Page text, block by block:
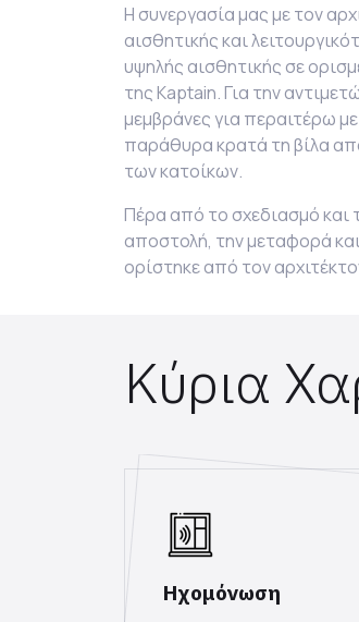
Η συνεργασία μας με τον
αισθητικής και
υψηλής αισθητικής σε
τηςKaptain. Για την
μεμβράνες για περαιτέρω
παράθυρα κρατά τη βίλα
των κατοίκων.
Πέρα από το σχεδιασμό και
αποστολή, την μεταφορά
ορίστηκε από τον
Κύρια
Ηχομόνωση